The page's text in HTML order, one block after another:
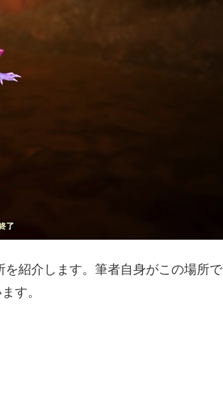
紹介します。筆者自身がこの場所で
す。